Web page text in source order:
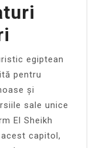
egiptean
pentru
și
sale unice
El Sheikh
capitol,